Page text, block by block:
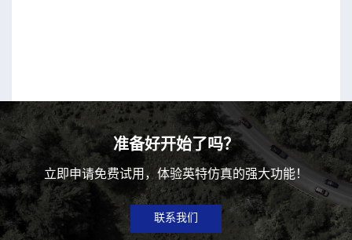
准备好开始了吗？
立即申请免费试用，体验英特仿真的强大功能！
联系我们